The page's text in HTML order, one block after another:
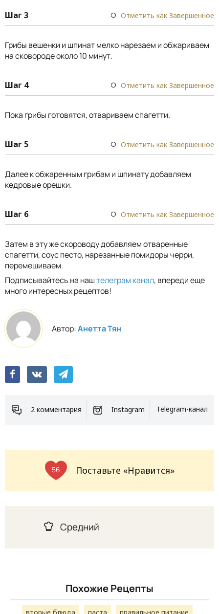
Шаг 3 Отметить как Завершенное
Грибы вешенки и шпинат мелко нарезаем и обжариваем
на сковороде около 10 минут.
Шаг 4 Отметить как Завершенное
Пока грибы готовятся, отвариваем спагетти.
Шаг 5 Отметить как Завершенное
Далее к обжаренным грибам и шпинату добавляем
кедровые орешки.
Шаг 6 Отметить как Завершенное
Затем в эту же скороводу добавляем отваренные
спагетти, соус песто, нарезанные помидоры черри,
перемешиваем.
Подписывайтесь на наштелеграм канал, впереди еще
много интересных рецептов!
Автор:Анетта Тян
2 комментария Instagram Telegram-канал
56 Поставьте «Нравится»
Средний
Похожие Рецепты
вторые блюда паста
правильное питание